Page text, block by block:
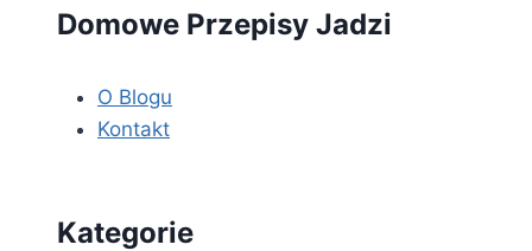
Domowe Przepisy Jadzi
O Blogu
Kontakt
Kategorie